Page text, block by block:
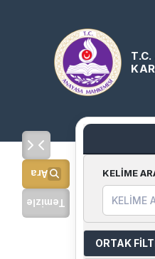
Ara
Temizle
KELİME
ORTAK